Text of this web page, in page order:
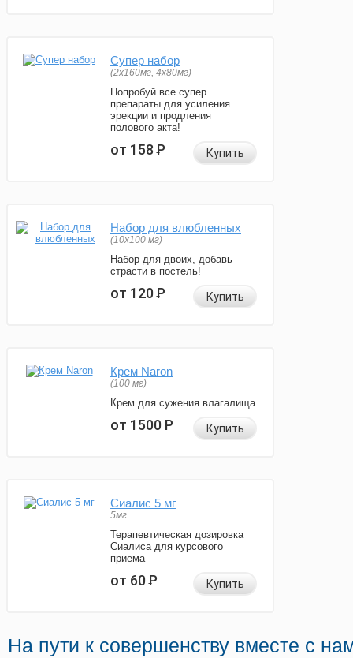
Супер набор
(2х160мг, 4х80мг)
Попробуй все супер
препараты для усиления
эрекции и продления
полового акта!
от 158Р Купить
Набор для влюбленных
(10х100 мг)
Набор для двоих, добавь
страсти в постель!
от 120Р Купить
Крем Naron
(100 мг)
Крем для сужения влагалища
от 1500Р Купить
Сиалис 5 мг
5мг
Терапевтическая дозировка
Сиалиса для курсового
приема
от 60Р Купить
На пути к совершенству вместе с